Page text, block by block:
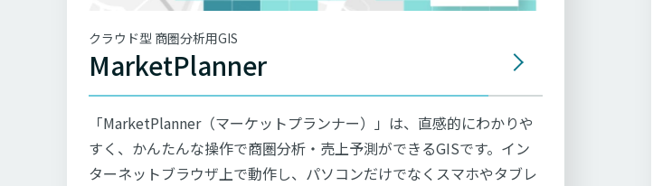
クラウド型 商圏分析用GIS
MarketPlanner
「MarketPlanner（マーケットプランナー）」は、直感的にわかりや
すく、かんたんな操作で商圏分析・売上予測ができるGISです。イン
ターネットブラウザ上で動作し、パソコンだけでなくスマホやタブレ